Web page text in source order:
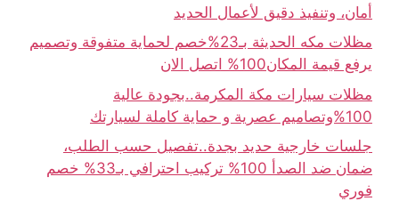
أمان، وتنفيذ دقيق لأعمال الحديد
مظلات مكه الحديثة بـ23%خصم لحماية متفوقة وتصميم
يرفع قيمة المكان100% اتصل الان
مظلات سيارات مكة المكرمة..بجودة عالية
100%وتصاميم عصرية و حماية كاملة لسيارتك
جلسات خارجية حديد بجدة..تفصيل حسب الطلب،
ضمان ضد الصدأ 100% تركيب احترافي بـ33% خصم
فوري